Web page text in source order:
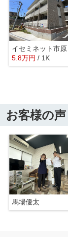
イセミネット市原
5.8万円 / 1K
お客様の声
馬場優太